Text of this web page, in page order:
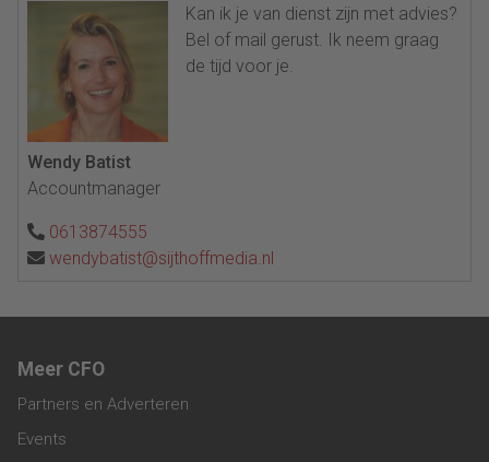
Kan ik je van dienst zijn met advies?
Bel of mail gerust. Ik neem graag
de tijd voor je.
Wendy Batist
Accountmanager
0613874555
wendybatist@sijthoffmedia.nl
Meer CFO
Partners en Adverteren
Events